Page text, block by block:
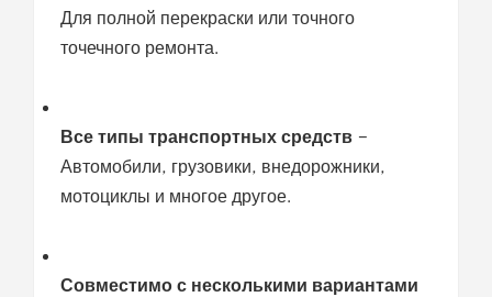
Для полной перекраски или точного
точечного ремонта.
Все типы транспортных средств –
Автомобили, грузовики, внедорожники,
мотоциклы и многое другое.
Совместимо с несколькими вариантами